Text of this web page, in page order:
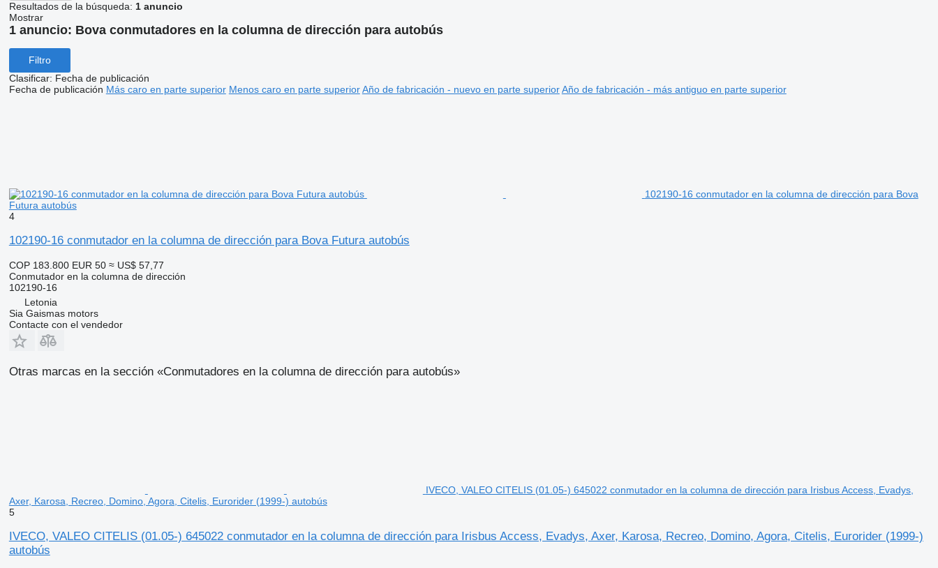
Resultados de la búsqueda: 1 anuncio
Mostrar
1 anuncio: Bova conmutadores en la columna de dirección para autobús
Filtro
Clasificar: Fecha de publicación
Fecha de publicación Más caro en parte superior Menos caro en parte superior Año de fabricación - nuevo en parte superior Año de fabricación - más antiguo en parte superior
102190-16 conmutador en la columna de dirección para Bova
Futura autobús
4
102190-16 conmutador en la columna de dirección para Bova Futura autobús
COP 183.800 EUR 50 ≈ US$ 57,77
Conmutador en la columna de dirección
102190-16
Letonia
Sia Gaismas motors
Contacte con el vendedor
Otras marcas en la sección «Conmutadores en la columna de dirección para autobús»
IVECO, VALEO CITELIS (01.05-) 645022 conmutador en la columna de dirección para Irisbus Access, Evadys,
Axer, Karosa, Recreo, Domino, Agora, Citelis, Eurorider (1999-) autobús
5
IVECO, VALEO CITELIS (01.05-) 645022 conmutador en la columna de dirección para Irisbus Access, Evadys, Axer, Karosa, Recreo, Domino, Agora, Citelis, Eurorider (1999-)
autobús